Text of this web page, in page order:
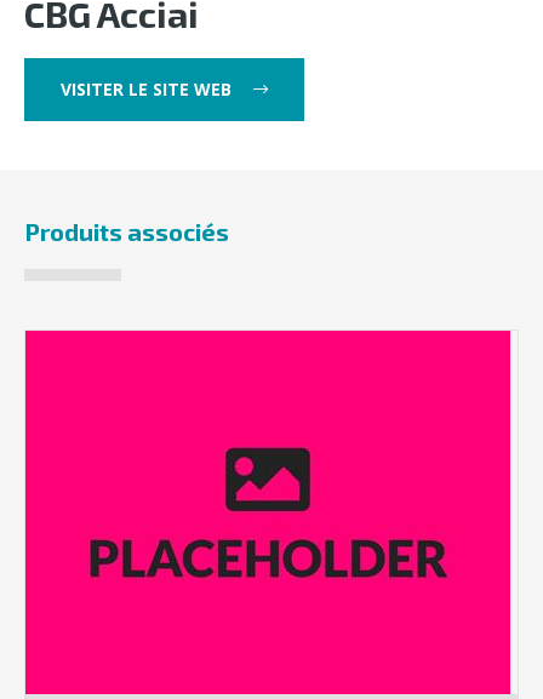
CBG Acciai
VISITER LE SITE WEB
Produits associés